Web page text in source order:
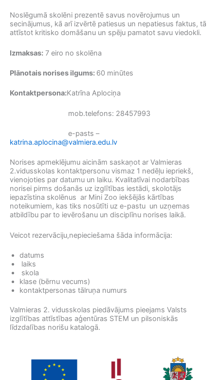
Noslēgumā skolēni prezentē savus novērojumus un
secinājumus, kā arī izvērtē patiesus un nepatiesus faktus, tā
attīstot kritisko domāšanu un spēju pamatot savu viedokli.
Izmaksas: 7 eiro no skolēna
Plānotais norises ilgums: 60 minūtes
Kontaktpersona:Katrīna Aplociņa
mob.telefons: 28457993
e-pasts –
katrina.aplocina@valmiera.edu.lv
Norises apmeklējumu aicinām saskaņot ar Valmieras
2.vidusskolas kontaktpersonu vismaz 1 nedēļu iepriekš,
vienojoties par datumu un laiku. Kvalitatīvai nodarbības
norisei pirms došanās uz izglītības iestādi, skolotājs
iepazīstina skolēnus ar Mini Zoo iekšējās kārtības
noteikumiem, kas tiks nosūtīti uz e-pastu un uzņemas
atbildību par to ievērošanu un disciplīnu norises laikā.
Veicot rezervāciju,nepieciešama šāda informācija:
datums
laiks
skola
klase (bērnu vecums)
kontaktpersonas tālruņa numurs
Valmieras 2. vidusskolas piedāvājums pieejams Valsts
izglītības attīstības aģentūras STEM un pilsoniskās
līdzdalības norišu katalogā.